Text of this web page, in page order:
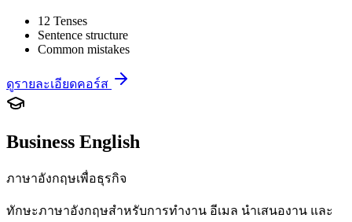
12 Tenses
Sentence structure
Common mistakes
ดูรายละเอียดคอร์ส
Business English
ภาษาอังกฤษเพื่อธุรกิจ
ทักษะภาษาอังกฤษสำหรับการทำงาน อีเมล นำเสนองาน และ